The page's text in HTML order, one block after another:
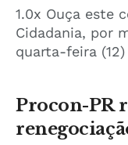
1.0x Ouça este
Cidadania, por
quarta-feira
Procon-PR